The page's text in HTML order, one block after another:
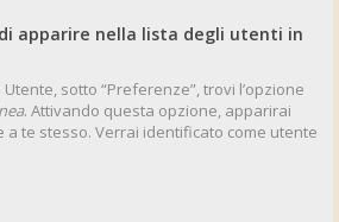
apparire nella lista degli utenti in
sotto “Preferenze”, trovi l’opzione
. Attivando questa opzione, apparirai
a te stesso. Verrai identificato come utente